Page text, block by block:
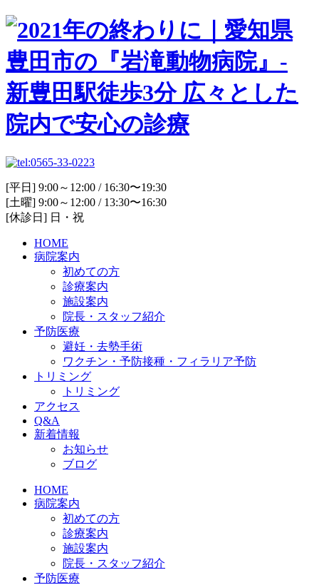
[平日] 9:00～12:00 / 16:30〜19:30
[土曜] 9:00～12:00 / 13:30〜16:30
[休診日] 日・祝
HOME
病院案内
初めての方
診療案内
施設案内
院長・スタッフ紹介
予防医療
避妊・去勢手術
ワクチン・予防接種・フィラリア予防
トリミング
トリミング
アクセス
Q&A
新着情報
お知らせ
ブログ
HOME
病院案内
初めての方
診療案内
施設案内
院長・スタッフ紹介
予防医療